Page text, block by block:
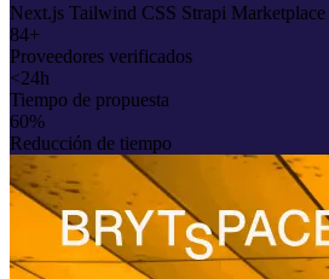
Next.js Tailwind CSS Strapi Marketplace
84+
Proveedores verificados
<24h
Tiempo de propuesta
60%
Reducción de tiempo